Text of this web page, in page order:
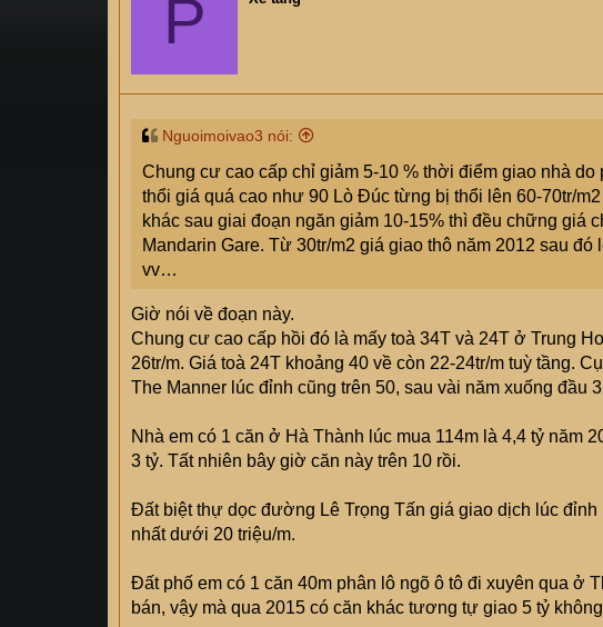
t
e
P
Nguoimoivao3 nói:
Chung cư cao cấp chỉ giảm 5-10 % thời điểm giao nhà
thổi giá quá cao như 90 Lò Đúc từng bị thổi lên 60-70tr/
khác sau giai đoạn ngăn giảm 10-15% thì đều chững giá
Mandarin Gare. Từ 30tr/m2 giá giao thô năm 2012 sau
vv…
Giờ nói về đoạn này.
Chung cư cao cấp hồi đó là mấy toà 34T và 24T ở Trung
26tr/m. Giá toà 24T khoảng 40 về còn 22-24tr/m tuỳ tầng.
The Manner lúc đỉnh cũng trên 50, sau vài năm xuống đầu
Nhà em có 1 căn ở Hà Thành lúc mua 114m là 4,4 tỷ năm
3 tỷ. Tất nhiên bây giờ căn này trên 10 rồi.
Đất biệt thự dọc đường Lê Trọng Tấn giá giao dịch lúc
nhất dưới 20 triệu/m.
Đất phố em có 1 căn 40m phân lô ngõ ô tô đi xuyên qua ở
bán, vậy mà qua 2015 có căn khác tương tự giao 5 tỷ